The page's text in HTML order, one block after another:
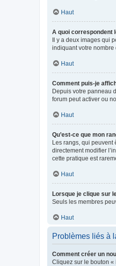
Haut
A quoi correspondent
Il y a deux images qui
indiquant votre nombre
Haut
Comment puis-je
Depuis votre panneau
forum peut activer ou
Haut
Qu’est-ce que mon
Les rangs, qui peuvent
directement modifier
cette pratique est
Haut
Lorsque je clique sur
Seuls les membres
Haut
Problèmes liés à
Comment créer un
Cliquez sur le bouton «